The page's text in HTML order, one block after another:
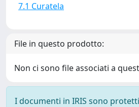
7.1 Curatela
File in questo prodotto:
Non ci sono file associati a
I documenti in IRIS sono